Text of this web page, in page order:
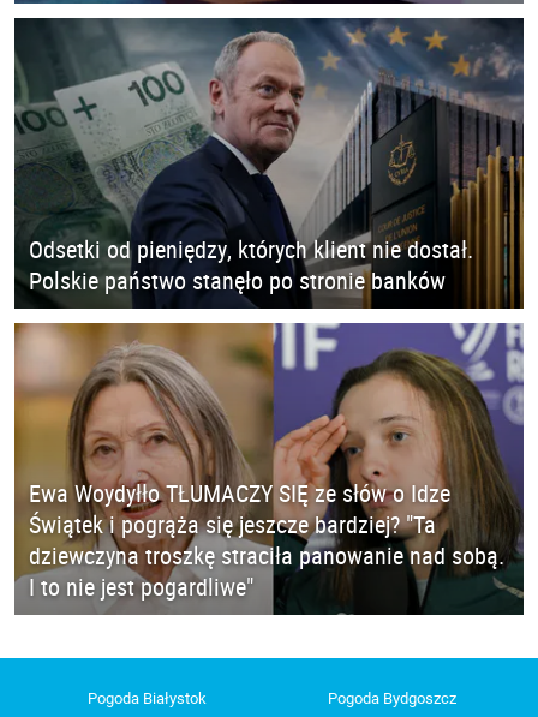
Odsetki od pieniędzy, których klient nie dostał.
Polskie państwo stanęło po stronie banków
Ewa Woydyłło TŁUMACZY SIĘ ze słów o Idze
Świątek i pogrąża się jeszcze bardziej? "Ta
dziewczyna troszkę straciła panowanie nad sobą.
I to nie jest pogardliwe"
Pogoda Białystok Pogoda Bydgoszcz